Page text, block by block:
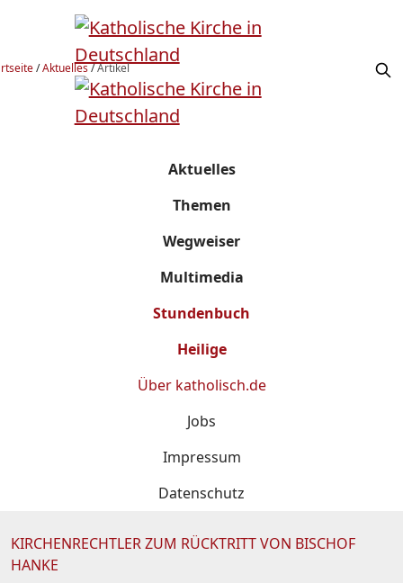
/Aktuelles/Artikel
Aktuelles
Themen
Wegweiser
Multimedia
Stundenbuch
Heilige
Über katholisch.de
Jobs
Impressum
Datenschutz
KIRCHENRECHTLER ZUM RÜCKTRITT VON BISCHOF
HANKE